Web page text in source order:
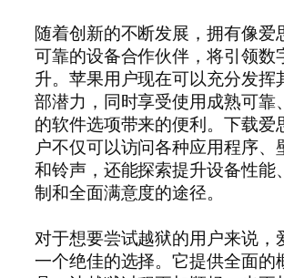
随着创新的不断发展，拥有像爱
可靠的设备合作伙伴，将引领数
升。苹果用户现在可以充分发挥
部潜力，同时享受使用成熟可靠
的软件选项带来的便利。下载爱
户不仅可以访问各种应用程序、
和铃声，还能探索提升设备性能
制和全面满意度的途径。
对于想要尝试越狱的用户来说，
一个绝佳的选择。它提供全面的